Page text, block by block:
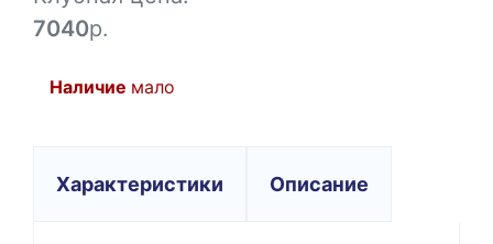
7040р.
Наличие мало
Характеристики Описание